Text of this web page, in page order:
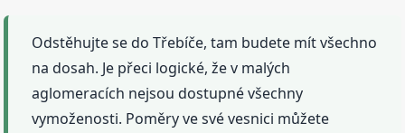
Odstěhujte se do Třebíče, tam budete mít všechno
na dosah. Je přeci logické, že v malých
aglomeracích nejsou dostupné všechny
vymoženosti. Poměry ve své vesnici můžete